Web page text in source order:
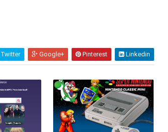
Twitter Google+ Pinterest Linkedin